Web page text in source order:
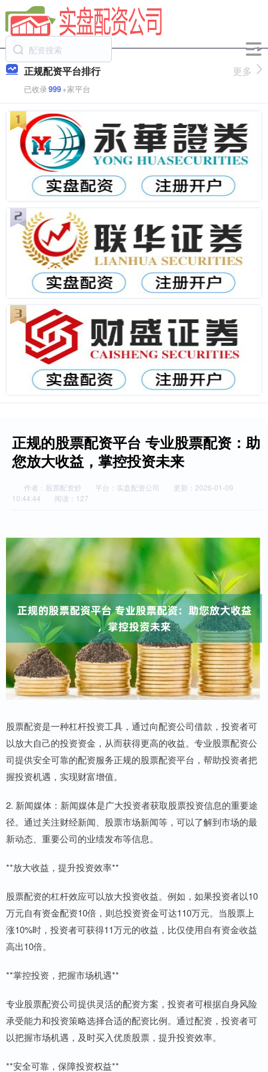
正规配资平台排行
已收录999+家平台
更多
正规的股票配资平台 专业股票配资：助
您放大收益，掌控投资未来
作者：股票配资炒 平台：实盘配资公司
更新：2026-01-09
10:44:44
阅读：127
股票配资是一种杠杆投资工具，通过向配资公司借款，投资者可
以放大自己的投资资金，从而获得更高的收益。专业股票配资公
司提供安全可靠的配资服务正规的股票配资平台，帮助投资者把
握投资机遇，实现财富增值。
2. 新闻媒体：新闻媒体是广大投资者获取股票投资信息的重要途
径。通过关注财经新闻、股票市场新闻等，可以了解到市场的最
新动态、重要公司的业绩发布等信息。
**放大收益，提升投资效率**
股票配资的杠杆效应可以放大投资收益。例如，如果投资者以10
万元自有资金配资10倍，则总投资资金可达110万元。当股票上
涨10%时，投资者可获得11万元的收益，比仅使用自有资金收益
高出10倍。
**掌控投资，把握市场机遇**
专业股票配资公司提供灵活的配资方案，投资者可根据自身风险
承受能力和投资策略选择合适的配资比例。通过配资，投资者可
以把握市场机遇，及时买入优质股票，提升投资效率。
**安全可靠，保障投资权益**